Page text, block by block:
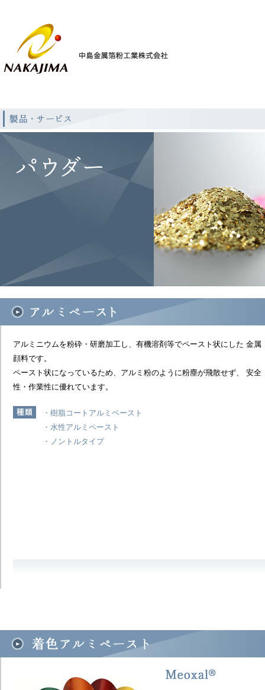
アルミニウムを粉砕・研磨加工し、有機溶剤等でペースト状にした 金属
顔料です。
ペースト状になっているため、アルミ粉のように粉塵が飛散せず、 安全
性・作業性に優れています。
・樹脂コートアルミペースト
・水性アルミペースト
・ノントルタイプ